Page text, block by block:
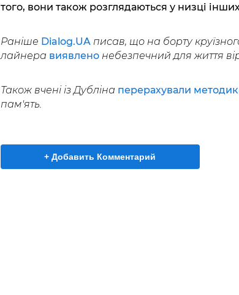
того, вони також розглядаються у низці
Раніше Dialog.UA писав, що на борту
лайнера виявленонебезпечний для життя
Також вчені із Дубліна перерахували
пам'ять.
+ Добавить Комментарий